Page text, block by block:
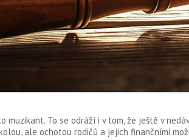
muzikant. To se odráží i v tom, že ještě v
ale ochotou rodičů a jejich finančními